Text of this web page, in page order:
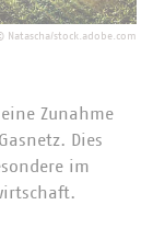
Natascha/stock.adobe.com
Zunahme
Dies
im